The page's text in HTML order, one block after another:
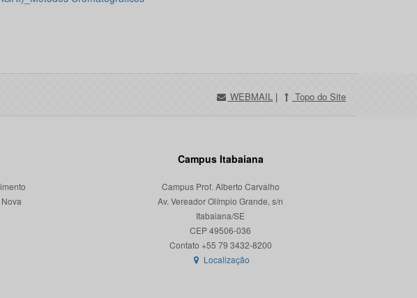
WEBMAIL | Topo do Site
Campus Itabaiana
Campus Prof. Alberto Carvalho
Av. Vereador Olímpio Grande, s/n
Itabaiana/SE
CEP 49506-036
Localização